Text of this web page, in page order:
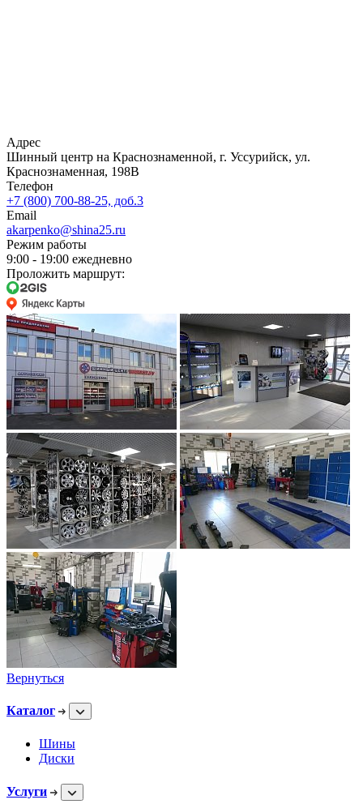
Адрес
Шинный центр на Краснознаменной, г. Уссурийск, ул.
Краснознаменная, 198В
Телефон
+7 (800) 700-88-25, доб.3
Email
akarpenko@shina25.ru
Режим работы
9:00 - 19:00 ежедневно
Проложить маршрут:
Вернуться
Каталог
Шины
Диски
Услуги